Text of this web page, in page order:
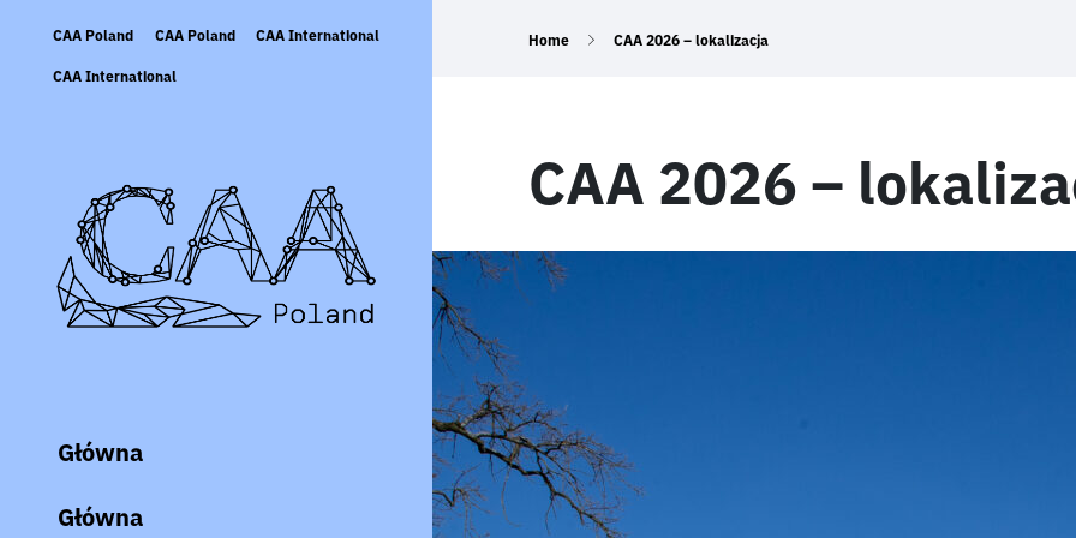
content
CAA Poland CAA Poland CAA International
CAA International
Główna
Główna
Home CAA 2026 – lokalizacja
CAA 2026 –